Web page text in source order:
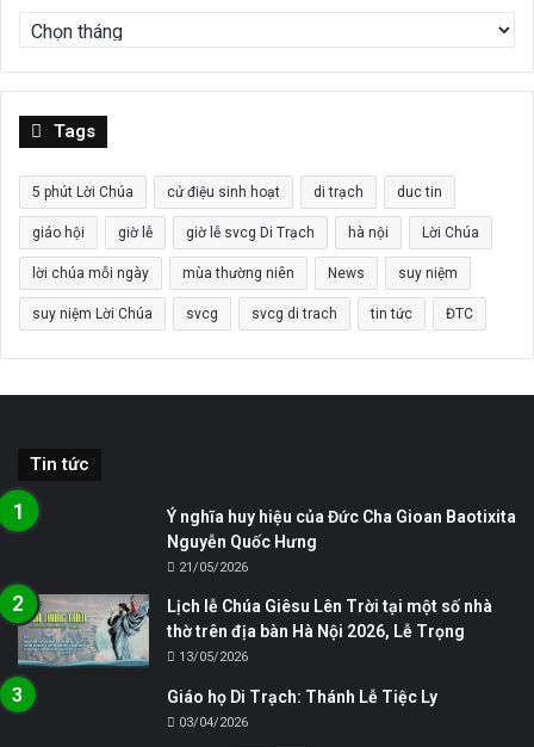
Tags
5 phút Lời Chúa cử điệu sinh hoạt di trạch duc tin
giáo hội giờ lễ giờ lễ svcg Di Trạch hà nội Lời Chúa
lời chúa mỗi ngày mùa thường niên News suy niệm
suy niệm Lời Chúa svcg svcg di trach tin tức ĐTC
Tin tức
Ý nghĩa huy hiệu của Đức Cha Gioan Baotixita
Nguyễn Quốc Hưng
21/05/2026
Lịch lễ Chúa Giêsu Lên Trời tại một số nhà
thờ trên địa bàn Hà Nội 2026, Lễ Trọng
13/05/2026
Giáo họ Di Trạch: Thánh Lễ Tiệc Ly
03/04/2026